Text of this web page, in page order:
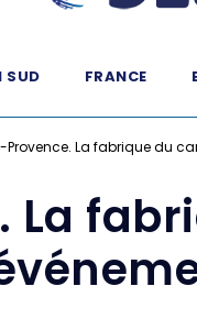
SUD FRANCE
La fabrique du